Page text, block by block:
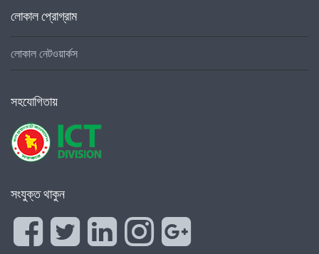
লোকাল প্রোগ্রাম
লোকাল নেটওয়ার্কস
সহযোগিতায়
সংযুক্ত থাকুন